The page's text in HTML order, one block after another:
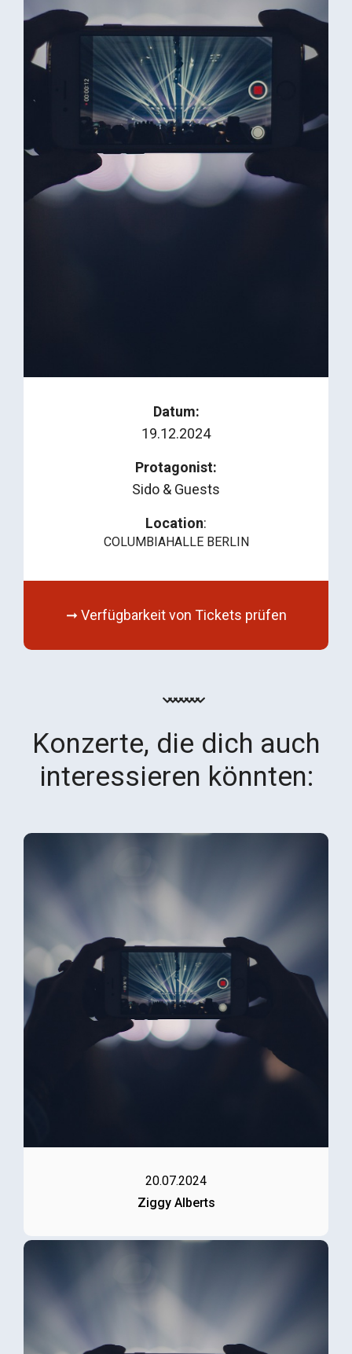
Datum:
19.12.2024
Protagonist:
Sido & Guests
Location:
COLUMBIAHALLE BERLIN
➞ Verfügbarkeit von Tickets prüfen
Konzerte, die dich auch
interessieren könnten:
20.07.2024
Ziggy Alberts